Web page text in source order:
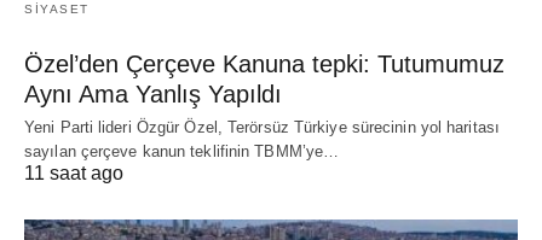
SIYASET
Özel’den Çerçeve Kanuna tepki: Tutumumuz
Aynı Ama Yanlış Yapıldı
Yeni Parti lideri Özgür Özel, Terörsüz Türkiye sürecinin yol haritası
sayılan çerçeve kanun teklifinin TBMM’ye…
11 saat ago